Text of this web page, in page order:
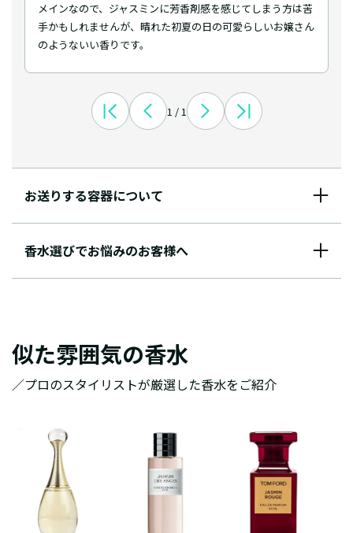
メインなので、ジャスミンに芳香剤感を感じてしまう方は苦
手かもしれませんが、晴れた初夏の日の可愛らしいお嬢さん
のようないい香りです。
1 / 1
お送りする容器について
香水選びでお悩みのお客様へ
似た雰囲気の香水
／プロのスタイリストが厳選した香水をご紹介